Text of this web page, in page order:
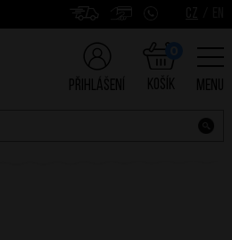
Přihlášení Košík Menu